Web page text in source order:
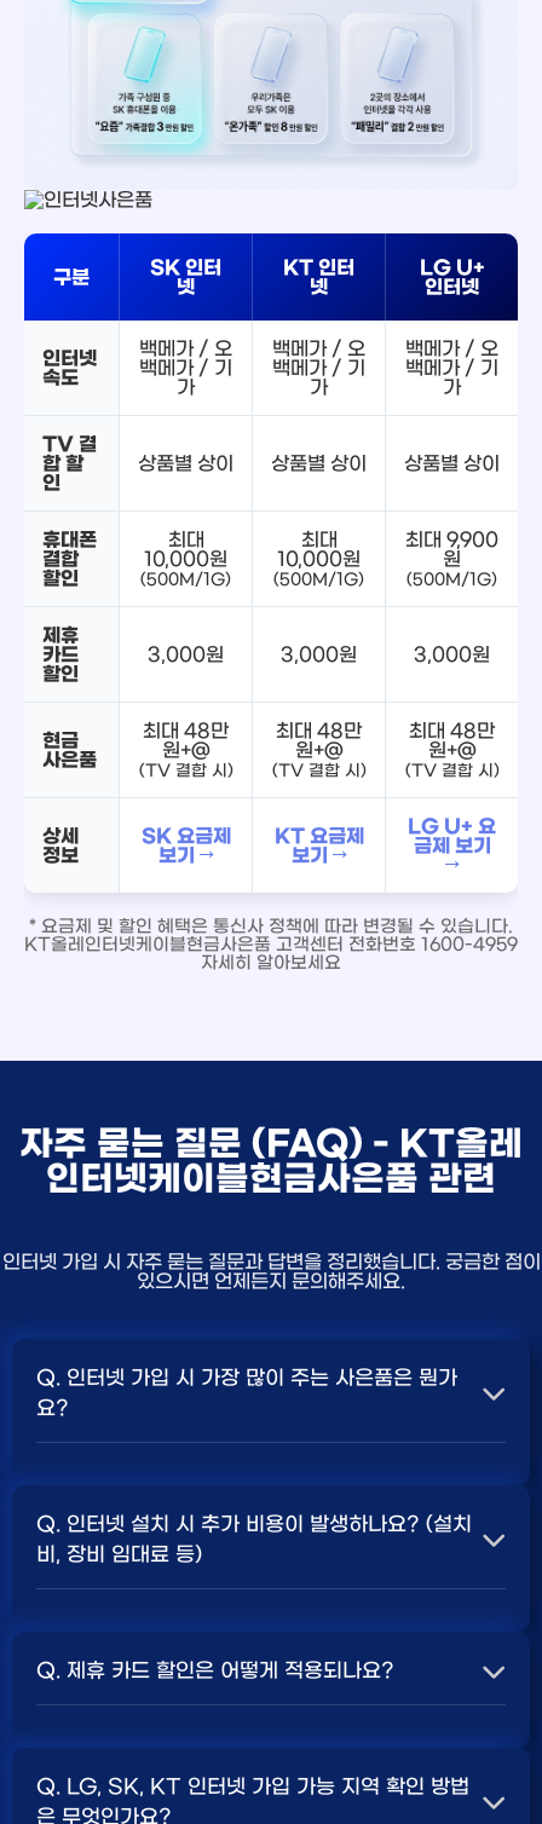
구분
SK 인터
넷
KT 인터
넷
LG U+
인터넷
인터넷
속도
백메가 / 오
백메가 / 기
가
백메가 / 오
백메가 / 기
가
백메가 / 오
백메가 / 기
가
TV 결
합 할
인
상품별 상이 상품별 상이 상품별 상이
휴대폰
결합
할인
최대
10,000원
(500M/1G)
최대
10,000원
(500M/1G)
최대 9,900
원
(500M/1G)
제휴
카드
할인
3,000원 3,000원 3,000원
현금
사은품
최대 48만
원+@
(TV 결합 시)
최대 48만
원+@
(TV 결합 시)
최대 48만
원+@
(TV 결합 시)
상세
정보
SK 요금제
보기 →
KT 요금제
보기 →
LG U+ 요
금제 보기
→
* 요금제 및 할인 혜택은 통신사 정책에 따라 변경될 수 있습니다.
KT올레인터넷케이블현금사은품 고객센터 전화번호 1600-4959
자세히 알아보세요
자주 묻는 질문 (FAQ) - KT올레
인터넷케이블현금사은품 관련
인터넷 가입 시 자주 묻는 질문과 답변을 정리했습니다. 궁금한 점이
있으시면 언제든지 문의해주세요.
Q. 인터넷 가입 시 가장 많이 주는 사은품은 뭔가
요?
보통 500Mbps 또는 1Gbps 인터넷을 TV와 결합하여
가입할 때현금 사은품
세요.
Q. 인터넷 설치 시 추가 비용이 발생하나요? (설치
비, 장비 임대료 등)
청구되는 경우가 많습니다. 다만, 인터넷 상품 및 프로모션
책 확인 필수.
Q. 제휴 카드 할인은 어떻게 적용되나요?
에서 일정 금액이 할인됩니다. 할인 금액과 조건은 카드사
Q. LG, SK, KT 인터넷 가입 가능 지역 확인 방법
은 무엇인가요?